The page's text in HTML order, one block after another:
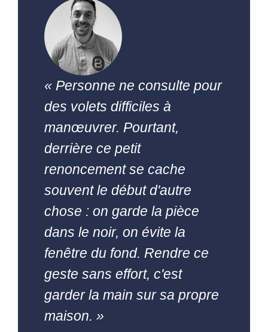
« Personne ne consulte pour
des volets difficiles à
manœuvrer. Pourtant,
derrière ce petit
renoncement se cache
souvent le début d'autre
chose : on garde la pièce
dans le noir, on évite la
fenêtre du fond. Rendre ce
geste sans effort, c'est
garder la main sur sa propre
maison. »